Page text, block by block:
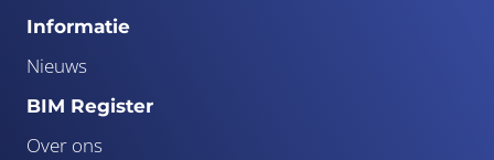
Informatie
Nieuws
BIM Register
Over ons